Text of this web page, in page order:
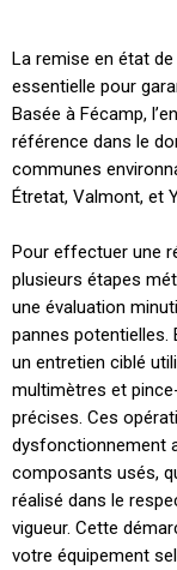
La remise en état
essentielle pour
Basée à Fécamp,
référence dans le
communes
Étretat, Valmont, et
Pour effectuer une
plusieurs étapes
une évaluation
pannes potentielles.
un entretien ciblé
multimètres et
précises. Ces
dysfonctionnement
composants usés,
réalisé dans le
vigueur. Cette
votre équipement